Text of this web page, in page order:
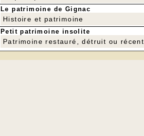
Le patrimoine de Gignac
Histoire et patrimoine
Petit patrimoine insolite
Patrimoine restauré, détruit ou récent